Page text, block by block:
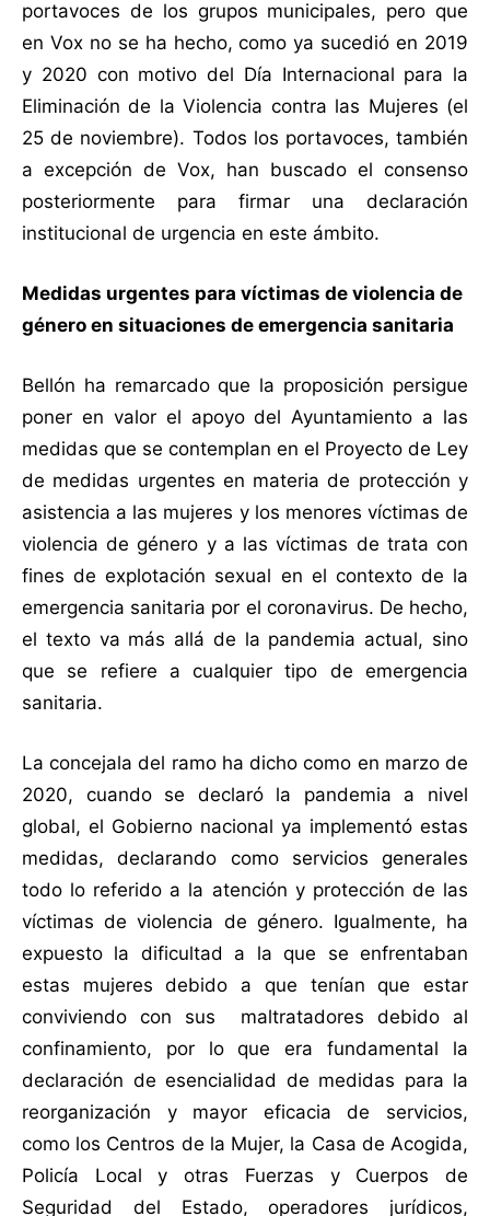
portavoces de los grupos municipales, pero que
en Vox no se ha hecho, como ya sucedió en 2019
y 2020 con motivo del Día Internacional para la
Eliminación de la Violencia contra las Mujeres (el
25 de noviembre). Todos los portavoces, también
a excepción de Vox, han buscado el consenso
posteriormente para firmar una declaración
institucional de urgencia en este ámbito.
Medidas urgentes para víctimas de violencia de
género en situaciones de emergencia sanitaria
Bellón ha remarcado que la proposición persigue
poner en valor el apoyo del Ayuntamiento a las
medidas que se contemplan en el Proyecto de Ley
de medidas urgentes en materia de protección y
asistencia a las mujeres y los menores víctimas de
violencia de género y a las víctimas de trata con
fines de explotación sexual en el contexto de la
emergencia sanitaria por el coronavirus. De hecho,
el texto va más allá de la pandemia actual, sino
que se refiere a cualquier tipo de emergencia
sanitaria.
La concejala del ramo ha dicho como en marzo de
2020, cuando se declaró la pandemia a nivel
global, el Gobierno nacional ya implementó estas
medidas, declarando como servicios generales
todo lo referido a la atención y protección de las
víctimas de violencia de género. Igualmente, ha
expuesto la dificultad a la que se enfrentaban
estas mujeres debido a que tenían que estar
conviviendo con sus maltratadores debido al
confinamiento, por lo que era fundamental la
declaración de esencialidad de medidas para la
reorganización y mayor eficacia de servicios,
como los Centros de la Mujer, la Casa de Acogida,
Policía Local y otras Fuerzas y Cuerpos de
Seguridad del Estado, operadores jurídicos,